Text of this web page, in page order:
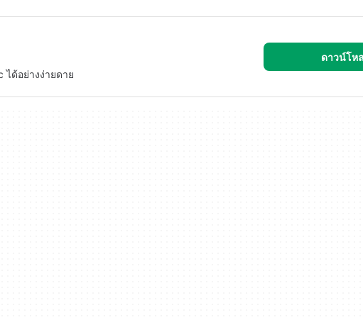
ได้อย่างง่ายดาย
ดาวน์โห